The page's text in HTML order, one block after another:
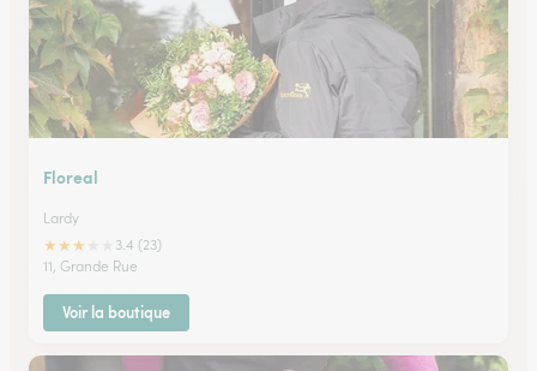
Floreal
Lardy
★★★
3.4 (23)
11, Grande Rue
Voir la boutique